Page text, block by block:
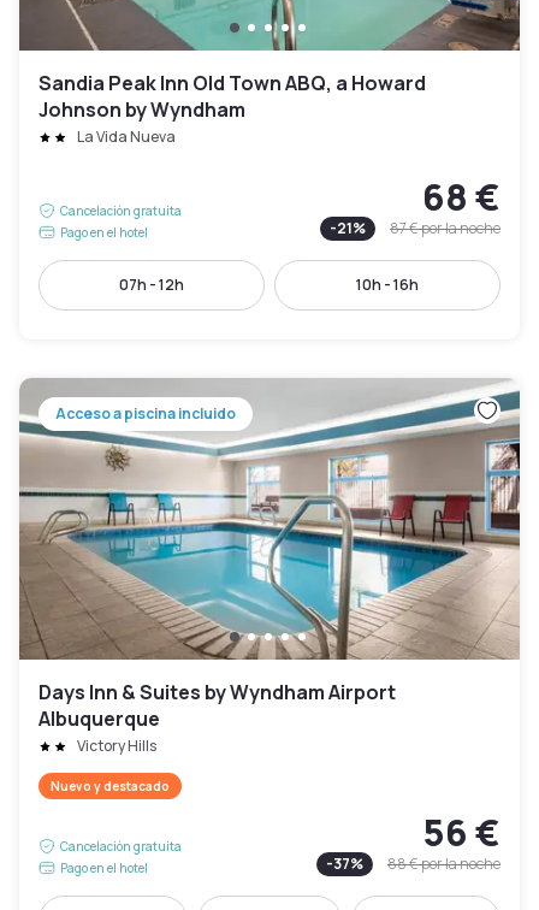
Sandia Peak Inn Old Town ABQ, a Howard
Johnson by Wyndham
La Vida Nueva
Cancelación gratuita
Pago en el hotel
68 €
-21% 87 €por la noche
07h - 12h 10h - 16h
Acceso a piscina incluido
Days Inn & Suites by Wyndham Airport
Albuquerque
Victory Hills
Nuevo y destacado
Cancelación gratuita
Pago en el hotel
56 €
-37% 88 €por la noche